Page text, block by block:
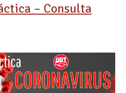
– Consulta